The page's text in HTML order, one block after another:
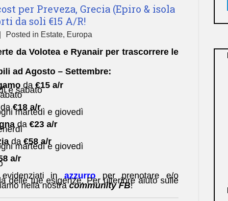
per Preveza, Grecia (Epiro & isola
da soli €15 A/R!
Posted in Estate, Europa
da Volotea e Ryanair per trascorrere le
ad Agosto – Settembre:
da €15 a/r
e sabato
da€18 a/r
martedì e giovedì
da €23 a/r
da €58 a/r
martedì e giovedì
a/r
in azzurro per prenotare e/o
delle tue esigenze. Per ulteriore aiuto sulle
nella nostracommunity FB!